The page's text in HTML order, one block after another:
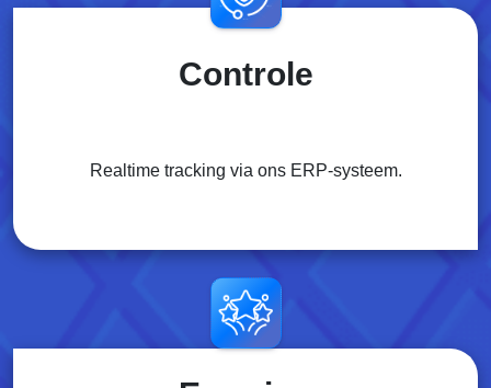
Controle
Realtime tracking via ons ERP-systeem.